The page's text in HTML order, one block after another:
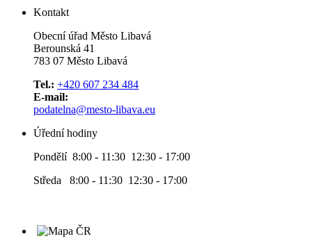
Kontakt
Obecní úřad Město Libavá
Berounská 41
783 07 Město Libavá
Tel.: +420 607 234 484
E-mail:
podatelna@mesto-libava.eu
Úřední hodiny
Pondělí 8:00 - 11:30 12:30 - 17:00
Středa 8:00 - 11:30 12:30 - 17:00